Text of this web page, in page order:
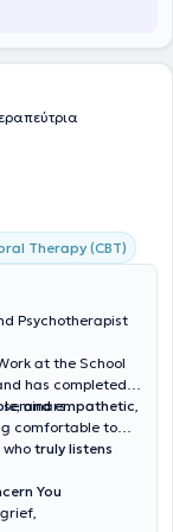
Therapy (CBT)
Psychotherapist
at the School
has completed
and empathetic,
comfortable to
who truly listens
You